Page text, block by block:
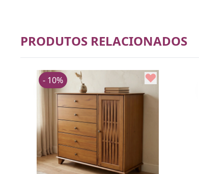
PRODUTOS RELACIONADOS
- 10%